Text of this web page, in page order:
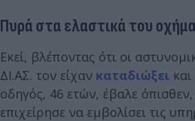
Πυρά στα ελαστικά του
Εκεί, βλέποντας ότι οι
ΔΙ.ΑΣ. τον είχαν καταδιώξει
οδηγός, 46 ετών, έβαλε όπισθεν,
επιχείρησε να εμβολίσει τις